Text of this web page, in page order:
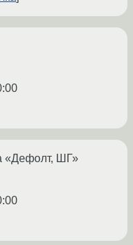
«Дефолт, ШГ»